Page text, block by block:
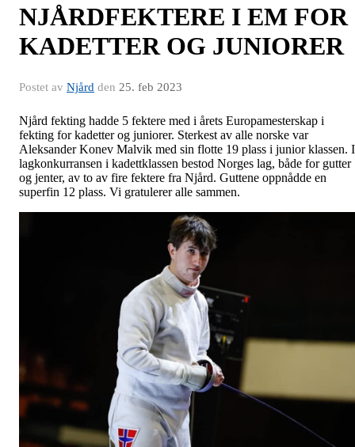
NJÅRDFEKTERE I EM FOR
KADETTER OG JUNIORER
Postet av Njård den 25. feb 2023
Njård fekting hadde 5 fektere med i årets Europamesterskap i
fekting for kadetter og juniorer. Sterkest av alle norske var
Aleksander Konev Malvik med sin flotte 19 plass i junior klassen. I
lagkonkurransen i kadettklassen bestod Norges lag, både for gutter
og jenter, av to av fire fektere fra Njård. Guttene oppnådde en
superfin 12 plass. Vi gratulerer alle sammen.